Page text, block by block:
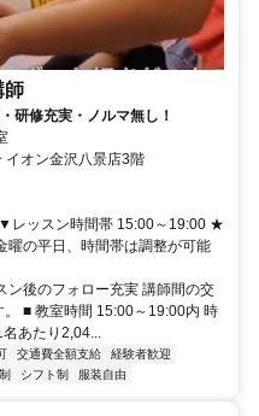
師
研修充実・ノルマ無し！
イオン金沢八景店3階
レッスン時間帯 15:00～19:00 ★
曜の平日、時間帯は調整が可能
ン後のフォロー充実 講師間の交
■ 教室時間 15:00～19:00内 時
あたり2,04...
交通費全額支給
経験者歓迎
シフト制 服装自由